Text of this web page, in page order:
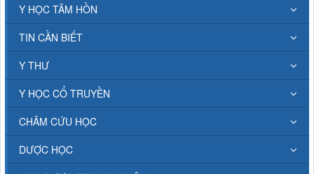
Y HỌC TÂM HỒN
TIN CẦN BIẾT
Y THƯ
Y HỌC CỔ TRUYỀN
CHÂM CỨU HỌC
DƯỢC HỌC